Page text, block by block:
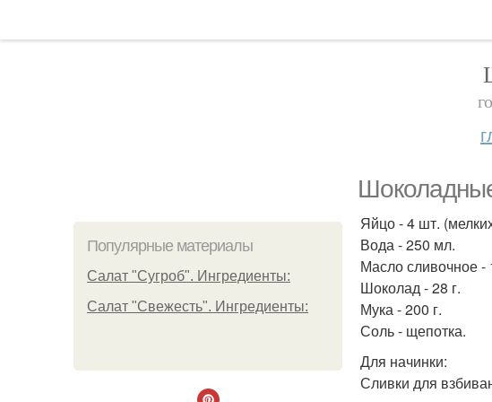
Популярные материалы
Салат "Сугроб". Ингредиенты:
Салат "Свежесть". Ингредиенты:
Яйцо - 4 шт.
Вода - 250 мл.
Масло сливочное -
Шоколад - 28 г.
Мука - 200 г.
Соль - щепотка.
Для начинки:
Сливки для